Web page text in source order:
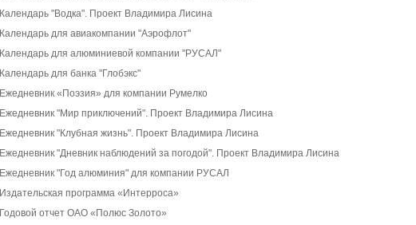
Календарь "Водка". Проект Владимира Лисина
Календарь для авиакомпании "Аэрофлот"
Календарь для алюминиевой компании "РУСАЛ"
Календарь для банка "Глобэкс"
Ежедневник «Поэзия» для компании Румелко
Ежедневник "Мир приключений". Проект Владимира Лисина
Ежедневник "Клубная жизнь". Проект Владимира Лисина
Ежедневник "Дневник наблюдений за погодой". Проект Владимира Лисина
Ежедневник "Год алюминия" для компании РУСАЛ
Издательская программа «Интерроса»
Годовой отчет ОАО «Полюс Золото»